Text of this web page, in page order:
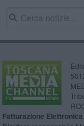
Fatturazione Elettronica